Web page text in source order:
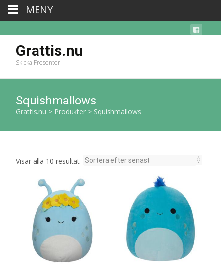
Grattis.nu
Skicka Presenter
Squishmallows
Grattis.nu > Produkter > Squishmallows
Visar alla 10 resultatSortera
senaste
MENY